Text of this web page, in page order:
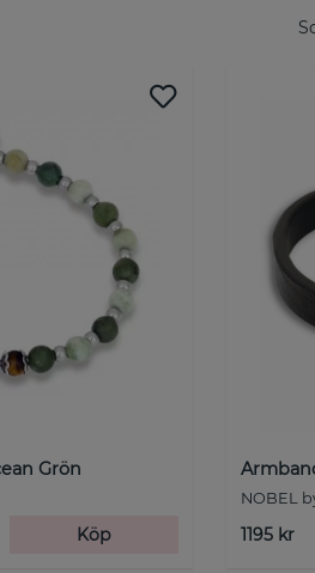
accessoarer som passar vem du
på både formella tillställningar
än bara herraccessoarer. Vi bryr
till kundkontakt - finns ett
kunders förväntningar. Följ med
är vårt mest exklusiva
sig till den stil- och trendmedvetna
bra pris. NOBEL by BILLGREN
en lucka och stor
Grön
Köp
NOBEL
1195 kr